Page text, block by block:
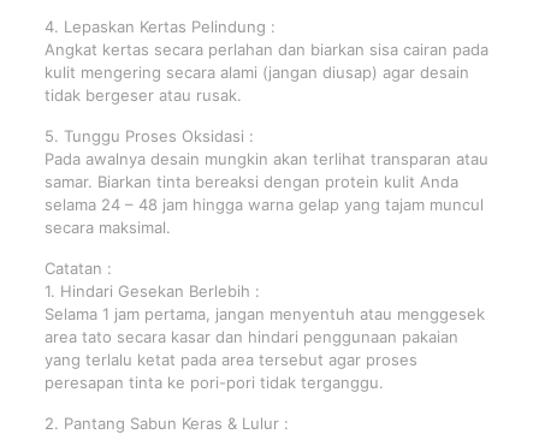
4. Lepaskan Kertas Pelindung :
Angkat kertas secara perlahan dan biarkan sisa cairan pada
kulit mengering secara alami (jangan diusap) agar desain
tidak bergeser atau rusak.
5. Tunggu Proses Oksidasi :
Pada awalnya desain mungkin akan terlihat transparan atau
samar. Biarkan tinta bereaksi dengan protein kulit Anda
selama 24 – 48 jam hingga warna gelap yang tajam muncul
secara maksimal.
Catatan :
1. Hindari Gesekan Berlebih :
Selama 1 jam pertama, jangan menyentuh atau menggesek
area tato secara kasar dan hindari penggunaan pakaian
yang terlalu ketat pada area tersebut agar proses
peresapan tinta ke pori-pori tidak terganggu.
2. Pantang Sabun Keras & Lulur :